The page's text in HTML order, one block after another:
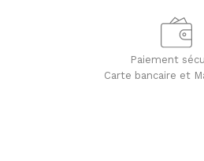
Paiement
Carte bancaire et